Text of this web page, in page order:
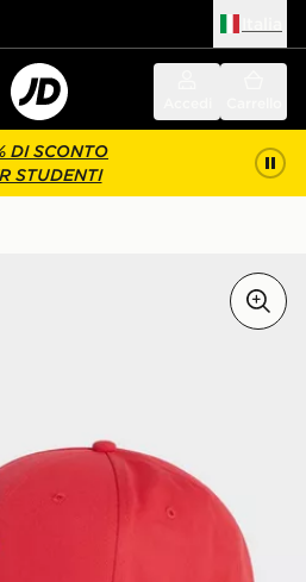
DI SCONTO
STUDENTI